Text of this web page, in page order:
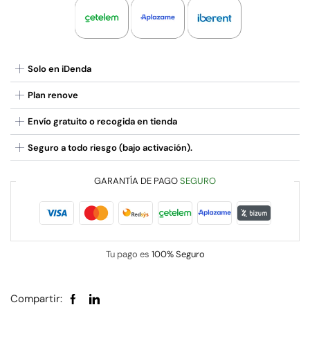
Solo en iDenda
Plan renove
Envío gratuito o recogida en tienda
Seguro a todo riesgo (bajo activación).
GARANTÍA DE PAGOSEGURO
Tu pago es 100% Seguro
Compartir: